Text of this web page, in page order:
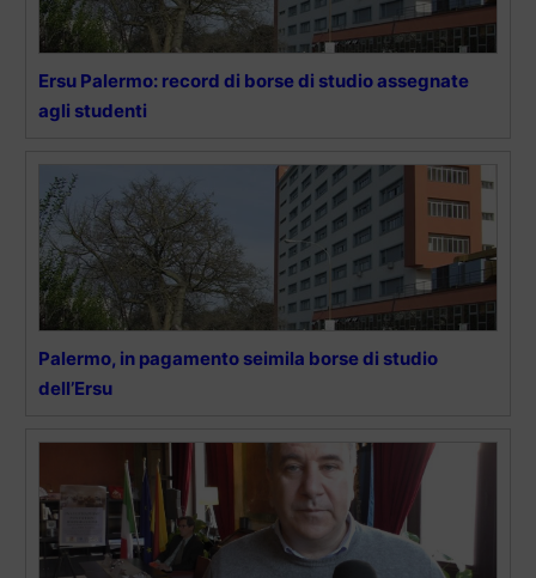
Ersu Palermo: record di borse di studio assegnate
agli studenti
Palermo, in pagamento seimila borse di studio
dell’Ersu